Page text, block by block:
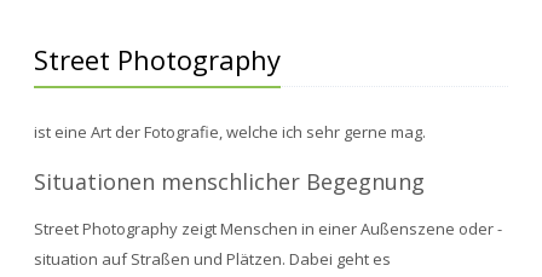
Street Photography
ist eine Art der Fotografie, welche ich sehr gerne mag.
Situationen menschlicher Begegnung
Street Photography zeigt Menschen in einer Außenszene oder -
situation auf Straßen und Plätzen. Dabei geht es